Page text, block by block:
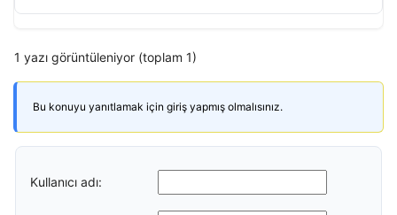
1 yazı görüntüleniyor (toplam 1)
Bu konuyu yanıtlamak için giriş yapmış olmalısınız.
Kullanıcı adı: